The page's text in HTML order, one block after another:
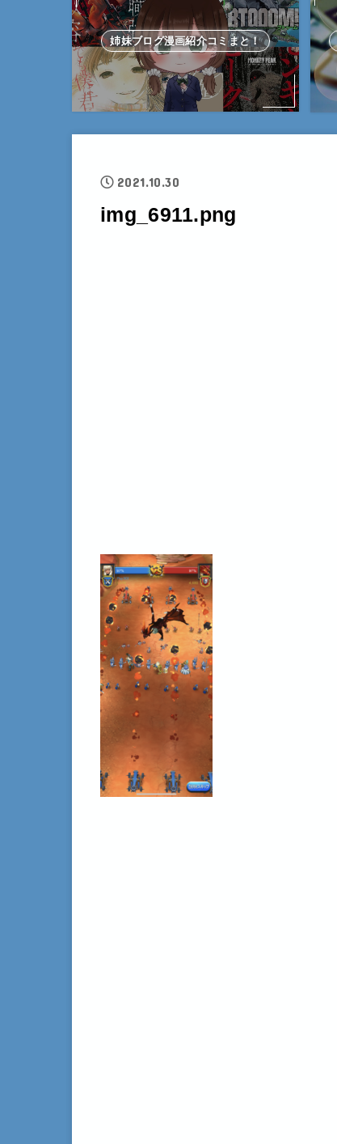
姉妹ブログ漫画紹介コミまと！
2021.10.30
img_6911.png